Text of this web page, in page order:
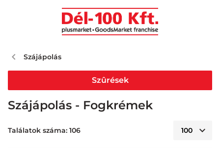
Szájápolás
Szájápolás - Fogkrémek
Találatok száma: 106
Szûrések